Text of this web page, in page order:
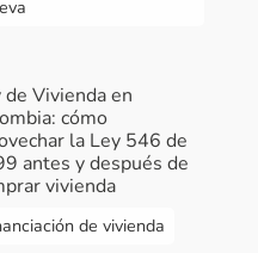
Salcedo
es una
organiza las
comprador y
de una
la ejecución
día!
de Vivienda en
cómo
la Ley 546 de
antes y después de
vivienda
de vivienda